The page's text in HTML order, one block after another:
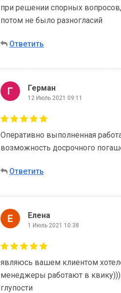
при решении спорных
потом не было разногласий
Ответить
Герман
12 Июль 2021 09:11
Оперативно выполненная
возможность досрочного
Ответить
Елена
1 Июль 2021 10:38
являюсь вашем клиентом
менеджеры работают в квику)))
глупости